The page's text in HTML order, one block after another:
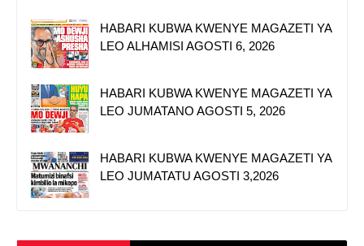
HABARI KUBWA KWENYE MAGAZETI YA
LEO ALHAMISI AGOSTI 6, 2026
HABARI KUBWA KWENYE MAGAZETI YA
LEO JUMATANO AGOSTI 5, 2026
HABARI KUBWA KWENYE MAGAZETI YA
LEO JUMATATU AGOSTI 3,2026